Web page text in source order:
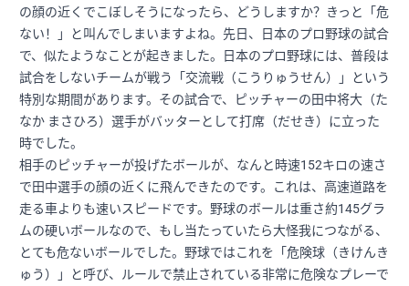
の顔の近くでこぼしそうになったら、どうしますか？きっと「危
ない！」と叫んでしまいますよね。先日、日本のプロ野球の試合
で、似たようなことが起きました。日本のプロ野球には、普段は
試合をしないチームが戦う「交流戦（こうりゅうせん）」という
特別な期間があります。その試合で、ピッチャーの田中将大（た
なか まさひろ）選手がバッターとして打席（だせき）に立った
時でした。
相手のピッチャーが投げたボールが、なんと時速152キロの速さ
で田中選手の顔の近くに飛んできたのです。これは、高速道路を
走る車よりも速いスピードです。野球のボールは重さ約145グラ
ムの硬いボールなので、もし当たっていたら大怪我につながる、
とても危ないボールでした。野球ではこれを「危険球（きけんき
ゅう）」と呼び、ルールで禁止されている非常に危険なプレーで